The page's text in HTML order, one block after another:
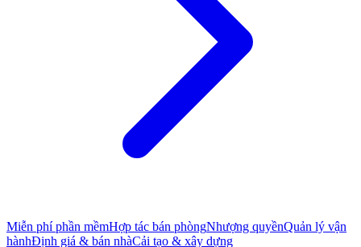
Miễn phí phần mềmHợp tác bán phòngNhượng quyềnQuản lý vận
hànhĐịnh giá & bán nhàCải tạo & xây dựng